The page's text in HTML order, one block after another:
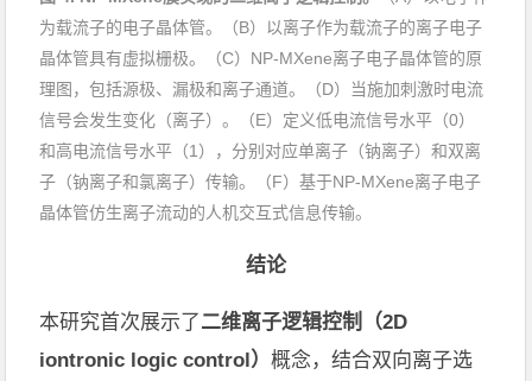
为载流子的电子晶体管。（B）以离子作为载流子的离子电子
晶体管具有虚拟栅极。（C） NP-MXene离子电子晶体管的原
理图，包括源极、漏极和离子通道。（D）当施加刺激时电流
信号会发生变化（离子）。（E）定义低电流信号水平（0）
和高电流信号水平（1 ），分别对应单离子（钠离子）和双离
子（钠离子和氯离子）传输。（F）基于NP-MXene离子电子
晶体管仿生离子流动的人机交互式信息传输。
结论
本研究首次展示了二维离子逻辑控制（2D
iontronic logic control）概念 ，结合双向离子选